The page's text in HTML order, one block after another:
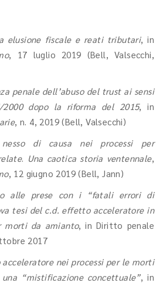
elusione fiscale e reati tributari, in
, 17 luglio 2019 (Bell, Valsecchi,
penale dell’abuso del trust ai sensi
2000 dopo la riforma del 2015, in
, n. 4, 2019 (Bell, Valsecchi)
nesso di causa nei processi per
. Una caotica storia ventennale,
, 12 giugno 2019 (Bell, Jann)
alle prese con i “fatali errori di
tesi del c.d. effetto acceleratore in
morti da amianto, in Diritto penale
2017
nei processi per le morti
“mistificazione concettuale”, in